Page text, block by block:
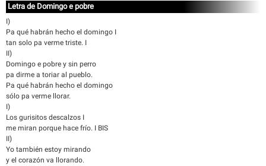
Letra de Domingo e pobre
I)
Pa qué habrán hecho el domingo I
tan solo pa verme triste. I
II)
Domingo e pobre y sin perro
pa dirme a toriar al pueblo.
Pa qué habrán hecho el domingo
sólo pa verme llorar.
I)
Los gurisitos descalzos I
me miran porque hace frío. I BIS
II)
Yo también estoy mirando
y el corazón va llorando.